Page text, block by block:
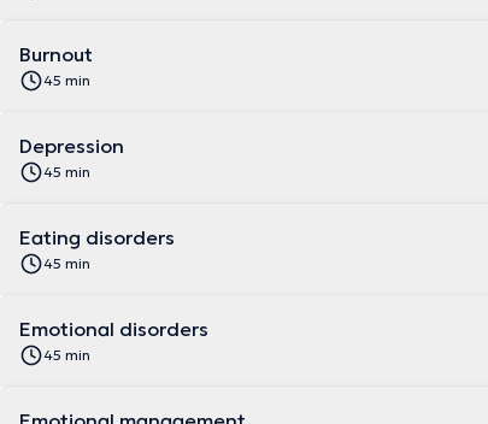
Burnout
45 min
Depression
45 min
Eating disorders
45 min
Emotional disorders
45 min